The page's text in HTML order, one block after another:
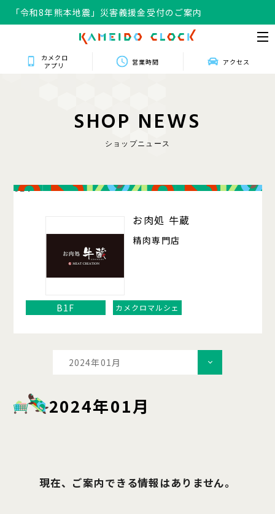
「令和8年熊本地震」災害義援金受付のご案内
カメクロ
アプリ
営業時間 アクセス
SHOP NEWS
ショップニュース
024
お肉処 牛蔵
精肉専門店
B1F カメクロマルシェ
2024年01月
2024年01月
現在、ご案内できる情報はありません。